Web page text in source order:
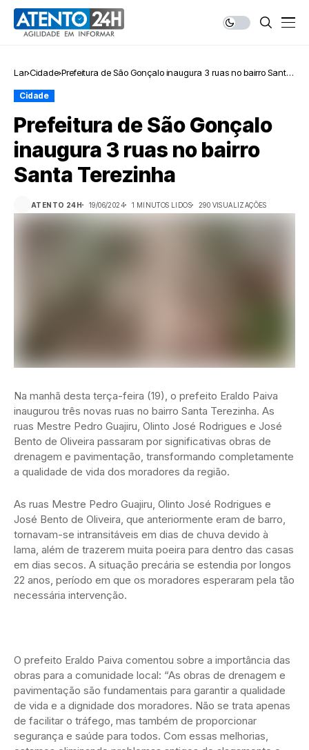
Lar Cidade Prefeitura de São Gonçalo inaugura 3 ruas no bairro Santa
Cidade
Prefeitura de São Gonçalo
inaugura 3 ruas no bairro
Santa Terezinha
ATENTO 24H 19/06/2024 1 MINUTOS LIDOS 290 VISUALIZAÇÕES
Na manhã desta terça-feira (19), o prefeito Eraldo Paiva
inaugurou três novas ruas no bairro Santa Terezinha. As
ruas Mestre Pedro Guajiru, Olinto José Rodrigues e José
Bento de Oliveira passaram por significativas obras de
drenagem e pavimentação, transformando completamente
a qualidade de vida dos moradores da região.
As ruas Mestre Pedro Guajiru, Olinto José Rodrigues e
José Bento de Oliveira, que anteriormente eram de barro,
tornavam-se intransitáveis em dias de chuva devido à
lama, além de trazerem muita poeira para dentro das casas
em dias secos. A situação precária se estendia por longos
22 anos, período em que os moradores esperaram pela tão
necessária intervenção.
O prefeito Eraldo Paiva comentou sobre a importância das
obras para a comunidade local: “As obras de drenagem e
pavimentação são fundamentais para garantir a qualidade
de vida e a dignidade dos moradores. Não se trata apenas
de facilitar o tráfego, mas também de proporcionar
segurança e saúde para todos. Com essas melhorias,